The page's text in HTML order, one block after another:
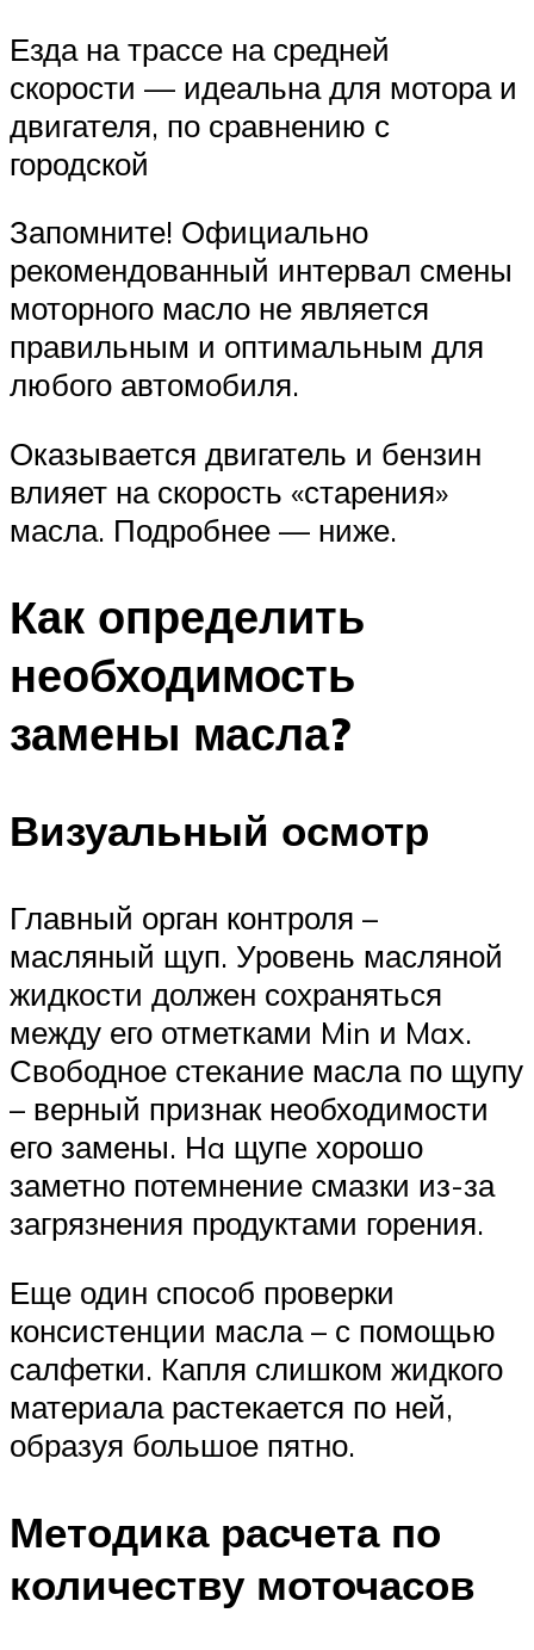
Езда на трассе на средней
скорости — идеальна для мотора и
двигателя, по сравнению с
городской
Запомните! Официально
рекомендованный интервал смены
моторного масло не является
правильным и оптимальным для
любого автомобиля.
Оказывается двигатель и бензин
влияет на скорость «старения»
масла. Подробнее — ниже.
Как определить
необходимость
замены масла?
Визуальный осмотр
Главный орган контроля –
масляный щуп. Уровень масляной
жидкости должен сохраняться
между его отметками Min и Max.
Свободное стекание масла по щупу
– верный признак необходимости
его замены. Нa щупe хорошо
заметно потемнение смазки из-за
загрязнения продуктами горения.
Еще один способ проверки
консистенции масла – с помощью
салфетки. Капля слишком жидкого
материала растекается по ней,
образуя большое пятно.
Методика расчета по
количеству моточасов